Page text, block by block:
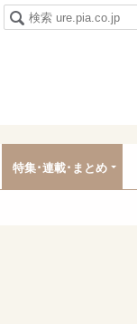
特集･連載･まとめ